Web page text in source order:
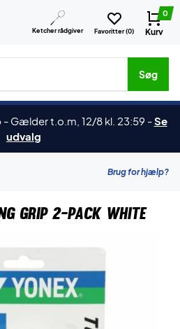
Ketcher rådgiver Favoritter (0)
0
Kurv
mærker etc.
Søg
- Gælder t.o.m, 12/8 kl. 23:59 -Se
udvalg
Brug for hjælp?
Grip 2-Pack White